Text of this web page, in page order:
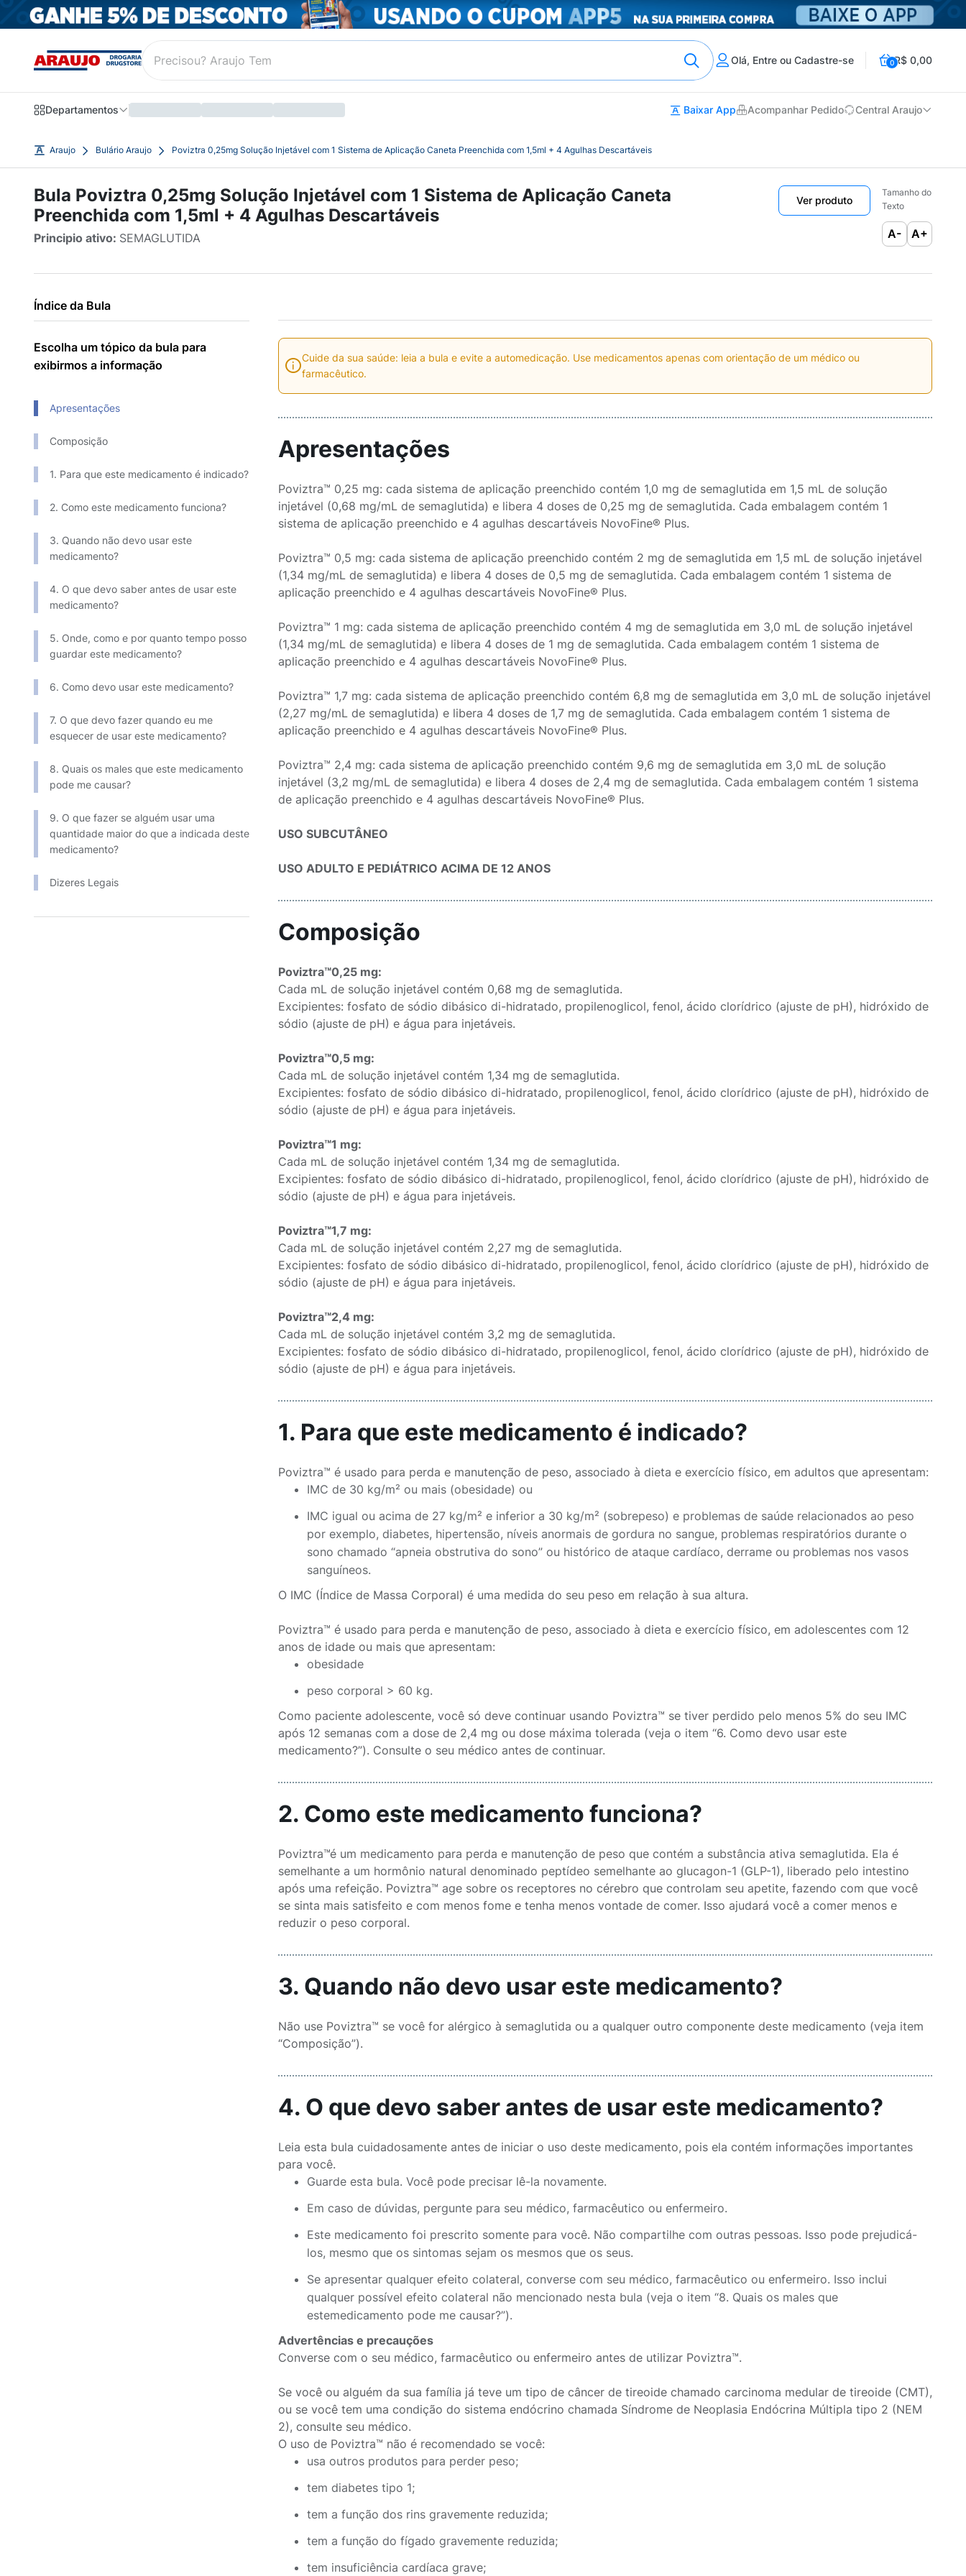
Olá, Entre ou Cadastre-se 0R$ 0,00
Departamentos Baixar App Acompanhar Pedido Central Araujo
Araujo Bulário Araujo Poviztra 0,25mg Solução Injetável com 1 Sistema de Aplicação Caneta Preenchida com 1,5ml + 4 Agulhas Descartáveis
Bula Poviztra 0,25mg Solução Injetável com 1 Sistema de Aplicação Caneta
Preenchida com 1,5ml + 4 Agulhas Descartáveis
Principio ativo: SEMAGLUTIDA
Ver produto
Tamanho do
Texto
A- A+
Índice da Bula
Escolha um tópico da bula para
exibirmos a informação
Apresentações
Composição
1. Para que este medicamento é indicado?
2. Como este medicamento funciona?
3. Quando não devo usar este
medicamento?
4. O que devo saber antes de usar este
medicamento?
5. Onde, como e por quanto tempo posso
guardar este medicamento?
6. Como devo usar este medicamento?
7. O que devo fazer quando eu me
esquecer de usar este medicamento?
8. Quais os males que este medicamento
pode me causar?
9. O que fazer se alguém usar uma
quantidade maior do que a indicada deste
medicamento?
Dizeres Legais
Cuide da sua saúde: leia a bula e evite a automedicação. Use medicamentos apenas com orientação de um médico ou
farmacêutico.
Apresentações
Poviztra™ 0,25 mg: cada sistema de aplicação preenchido contém 1,0 mg de semaglutida em 1,5 mL de solução
injetável (0,68 mg/mL de semaglutida) e libera 4 doses de 0,25 mg de semaglutida. Cada embalagem contém 1
sistema de aplicação preenchido e 4 agulhas descartáveis NovoFine® Plus.
Poviztra™ 0,5 mg: cada sistema de aplicação preenchido contém 2 mg de semaglutida em 1,5 mL de solução injetável
(1,34 mg/mL de semaglutida) e libera 4 doses de 0,5 mg de semaglutida. Cada embalagem contém 1 sistema de
aplicação preenchido e 4 agulhas descartáveis NovoFine® Plus.
Poviztra™ 1 mg: cada sistema de aplicação preenchido contém 4 mg de semaglutida em 3,0 mL de solução injetável
(1,34 mg/mL de semaglutida) e libera 4 doses de 1 mg de semaglutida. Cada embalagem contém 1 sistema de
aplicação preenchido e 4 agulhas descartáveis NovoFine® Plus.
Poviztra™ 1,7 mg: cada sistema de aplicação preenchido contém 6,8 mg de semaglutida em 3,0 mL de solução injetável
(2,27 mg/mL de semaglutida) e libera 4 doses de 1,7 mg de semaglutida. Cada embalagem contém 1 sistema de
aplicação preenchido e 4 agulhas descartáveis NovoFine® Plus.
Poviztra™ 2,4 mg: cada sistema de aplicação preenchido contém 9,6 mg de semaglutida em 3,0 mL de solução
injetável (3,2 mg/mL de semaglutida) e libera 4 doses de 2,4 mg de semaglutida. Cada embalagem contém 1 sistema
de aplicação preenchido e 4 agulhas descartáveis NovoFine® Plus.
USO SUBCUTÂNEO
USO ADULTO E PEDIÁTRICO ACIMA DE 12 ANOS
Composição
Poviztra™0,25 mg:
Cada mL de solução injetável contém 0,68 mg de semaglutida.
Excipientes: fosfato de sódio dibásico di-hidratado, propilenoglicol, fenol, ácido clorídrico (ajuste de pH), hidróxido de
sódio (ajuste de pH) e água para injetáveis.
Poviztra™0,5 mg:
Cada mL de solução injetável contém 1,34 mg de semaglutida.
Excipientes: fosfato de sódio dibásico di-hidratado, propilenoglicol, fenol, ácido clorídrico (ajuste de pH), hidróxido de
sódio (ajuste de pH) e água para injetáveis.
Poviztra™1 mg:
Cada mL de solução injetável contém 1,34 mg de semaglutida.
Excipientes: fosfato de sódio dibásico di-hidratado, propilenoglicol, fenol, ácido clorídrico (ajuste de pH), hidróxido de
sódio (ajuste de pH) e água para injetáveis.
Poviztra™1,7 mg:
Cada mL de solução injetável contém 2,27 mg de semaglutida.
Excipientes: fosfato de sódio dibásico di-hidratado, propilenoglicol, fenol, ácido clorídrico (ajuste de pH), hidróxido de
sódio (ajuste de pH) e água para injetáveis.
Poviztra™2,4 mg:
Cada mL de solução injetável contém 3,2 mg de semaglutida.
Excipientes: fosfato de sódio dibásico di-hidratado, propilenoglicol, fenol, ácido clorídrico (ajuste de pH), hidróxido de
sódio (ajuste de pH) e água para injetáveis.
1. Para que este medicamento é indicado?
Poviztra™ é usado para perda e manutenção de peso, associado à dieta e exercício físico, em adultos que apresentam:
IMC de 30 kg/m² ou mais (obesidade) ou
IMC igual ou acima de 27 kg/m² e inferior a 30 kg/m² (sobrepeso) e problemas de saúde relacionados ao peso
por exemplo, diabetes, hipertensão, níveis anormais de gordura no sangue, problemas respiratórios durante o
sono chamado “apneia obstrutiva do sono” ou histórico de ataque cardíaco, derrame ou problemas nos vasos
sanguíneos.
O IMC (Índice de Massa Corporal) é uma medida do seu peso em relação à sua altura.
Poviztra™ é usado para perda e manutenção de peso, associado à dieta e exercício físico, em adolescentes com 12
anos de idade ou mais que apresentam:
obesidade
peso corporal > 60 kg.
Como paciente adolescente, você só deve continuar usando Poviztra™ se tiver perdido pelo menos 5% do seu IMC
após 12 semanas com a dose de 2,4 mg ou dose máxima tolerada (veja o item “6. Como devo usar este
medicamento?”). Consulte o seu médico antes de continuar.
2. Como este medicamento funciona?
Poviztra™é um medicamento para perda e manutenção de peso que contém a substância ativa semaglutida. Ela é
semelhante a um hormônio natural denominado peptídeo semelhante ao glucagon-1 (GLP-1), liberado pelo intestino
após uma refeição. Poviztra™ age sobre os receptores no cérebro que controlam seu apetite, fazendo com que você
se sinta mais satisfeito e com menos fome e tenha menos vontade de comer. Isso ajudará você a comer menos e
reduzir o peso corporal.
3. Quando não devo usar este medicamento?
Não use Poviztra™ se você for alérgico à semaglutida ou a qualquer outro componente deste medicamento (veja item
“Composição”).
4. O que devo saber antes de usar este medicamento?
Leia esta bula cuidadosamente antes de iniciar o uso deste medicamento, pois ela contém informações importantes
para você.
Guarde esta bula. Você pode precisar lê-la novamente.
Em caso de dúvidas, pergunte para seu médico, farmacêutico ou enfermeiro.
Este medicamento foi prescrito somente para você. Não compartilhe com outras pessoas. Isso pode prejudicá-
los, mesmo que os sintomas sejam os mesmos que os seus.
Se apresentar qualquer efeito colateral, converse com seu médico, farmacêutico ou enfermeiro. Isso inclui
qualquer possível efeito colateral não mencionado nesta bula (veja o item “8. Quais os males que
estemedicamento pode me causar?”).
Advertências e precauções
Converse com o seu médico, farmacêutico ou enfermeiro antes de utilizar Poviztra™.
Se você ou alguém da sua família já teve um tipo de câncer de tireoide chamado carcinoma medular de tireoide (CMT),
ou se você tem uma condição do sistema endócrino chamada Síndrome de Neoplasia Endócrina Múltipla tipo 2 (NEM
2), consulte seu médico.
O uso de Poviztra™ não é recomendado se você:
usa outros produtos para perder peso;
tem diabetes tipo 1;
tem a função dos rins gravemente reduzida;
tem a função do fígado gravemente reduzida;
tem insuficiência cardíaca grave;